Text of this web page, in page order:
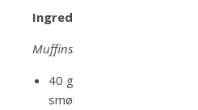
Ingredienser
Muffins:
40 g
smør